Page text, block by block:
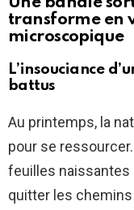
transforme en
microscopique
L’insouciance
battus
Au printemps, la
pour se
feuilles naissantes
quitter les chemins